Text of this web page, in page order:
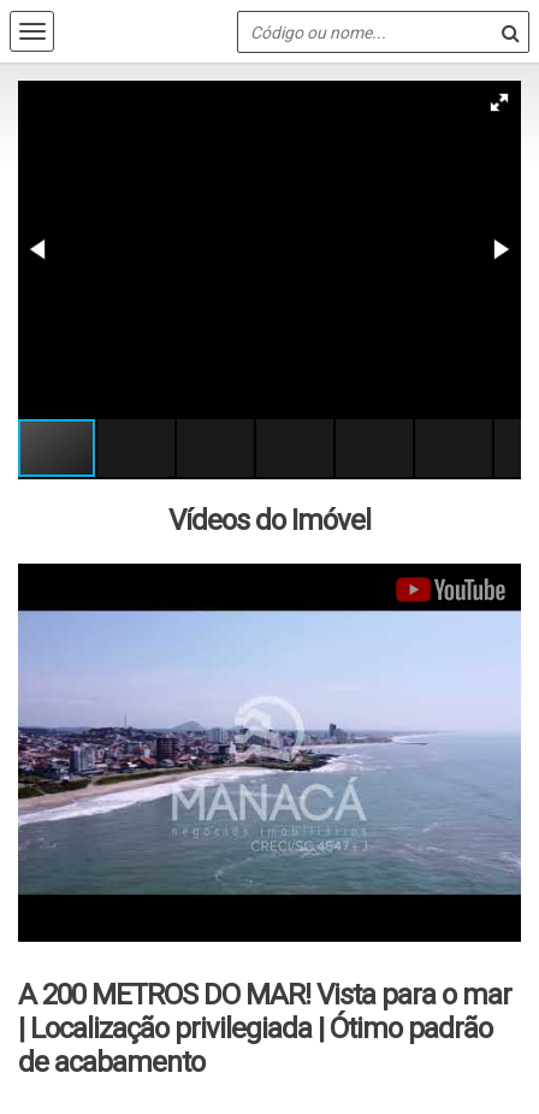
Vídeos do Imóvel
A 200 METROS DO MAR! Vista para o mar
| Localização privilegiada | Ótimo padrão
de acabamento